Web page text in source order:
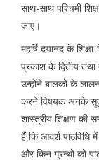
साथ-साथ पश्चिमी
जाए।
महर्षि दयानंद के
प्रकाश के द्वितीय
उन्होंने बालकों के
करने विषयक अनके
शास्त्रीय शिक्षण की
हैं कि आदर्श पाठविधि
और किन ग्रन्थों को